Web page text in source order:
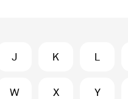
J K L
W X Y